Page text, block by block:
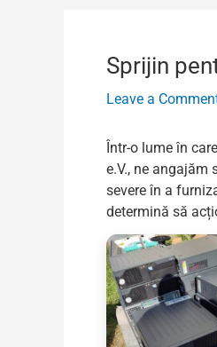
Sprijin
Leave a
Într-o lume în
e.V., ne angajăm
severe în a
determină să